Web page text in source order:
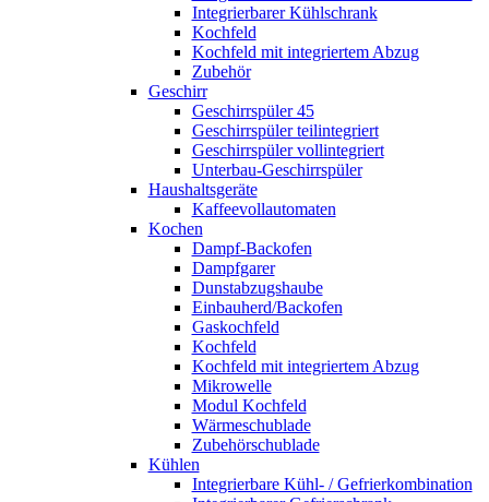
Integrierbarer Kühlschrank
Kochfeld
Kochfeld mit integriertem Abzug
Zubehör
Geschirr
Geschirrspüler 45
Geschirrspüler teilintegriert
Geschirrspüler vollintegriert
Unterbau-Geschirrspüler
Haushaltsgeräte
Kaffeevollautomaten
Kochen
Dampf-Backofen
Dampfgarer
Dunstabzugshaube
Einbauherd/Backofen
Gaskochfeld
Kochfeld
Kochfeld mit integriertem Abzug
Mikrowelle
Modul Kochfeld
Wärmeschublade
Zubehörschublade
Kühlen
Integrierbare Kühl- / Gefrierkombination